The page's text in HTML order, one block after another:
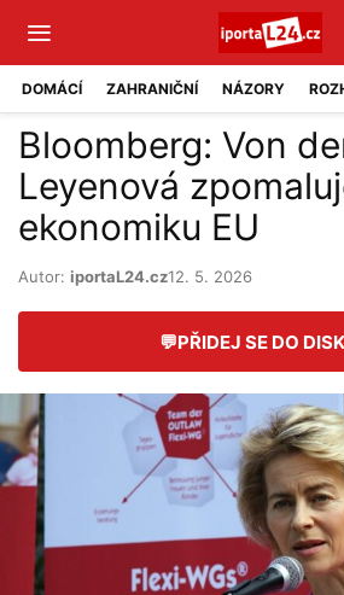
DOMÁCÍ ZAHRANIČNÍ NÁZORY
Bloomberg: Von
Leyenová
ekonomiku EU
Autor: iportaL24.cz12. 5. 2026
💬PŘIDEJ SE DO